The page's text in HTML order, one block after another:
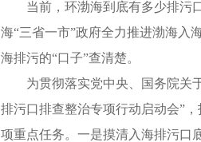
当前，环渤海到底有多少排污
海“三省一市”政府全力推进渤海入
海排污的“口子”查清楚。
为贯彻落实党中央、国务院关
排污口排查整治专项行动启动会”
项重点任务。一是摸清入海排污口